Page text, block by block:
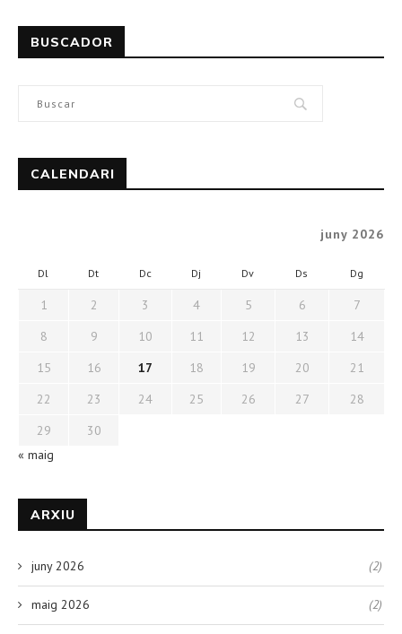
BUSCADOR
CALENDARI
juny 2026
Dl Dt Dc Dj Dv Ds Dg
1 2 3 4 5 6
7
8
9 10 11 12 13
14
15
16 17 18 19 20
21
22
23 24 25 26 27
28
29
30
« maig
ARXIU
juny 2026 (2)
maig 2026 (2)